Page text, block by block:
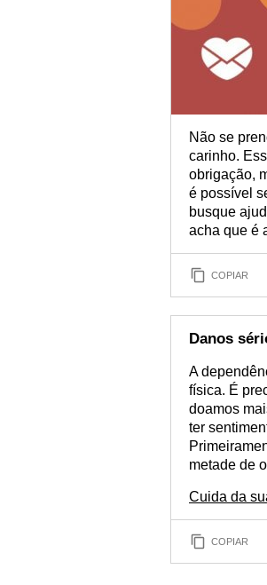
Não se
carinho.
obrigação,
é possível
busque
acha que é
COPIAR
Danos
A
física. É
doamos
ter
metade de
Cuida da
COPIAR